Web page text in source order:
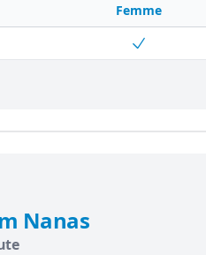
Femme
Nanas